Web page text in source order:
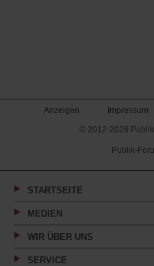
Anzeigen Impressum
© 2012-2026
Publik-
STARTSEITE
MEDIEN
WIR ÜBER UNS
SERVICE